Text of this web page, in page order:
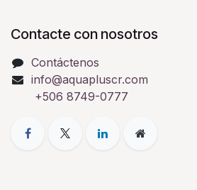
Contacte con nosotros
Contáctenos
info@aquapluscr.com
+506 8749-0777